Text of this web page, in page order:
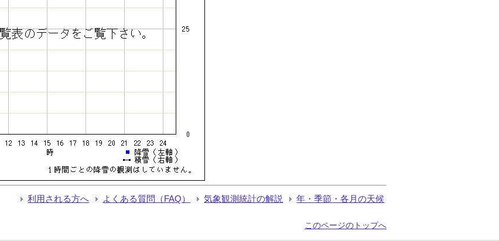
利用される方へ よくある質問（FAQ） 気象観測統計の解説 年・季節・各月の天候
このページのトップへ